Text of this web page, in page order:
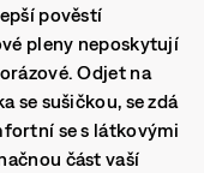
pověstí
pleny neposkytují
Odjet na
se sušičkou, se zdá
se s látkovými
část vaší